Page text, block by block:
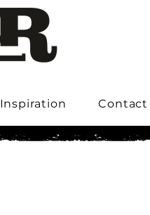
Inspiration Contact